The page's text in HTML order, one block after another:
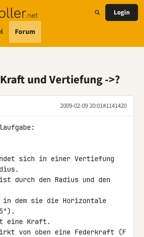
Forum
Login
und Vertiefung ->?
2009-02-09 20:01#1141420
sich in einer Vertiefung
durch den Radius und den
in dem sie die Horizontale
eine Kraft.
von oben eine Federkraft (F